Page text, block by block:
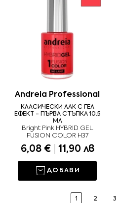
Andreia Professional
КЛАСИЧЕСКИ ЛАК С ГЕЛ
ЕФЕКТ - ПЪРВА СТЪПКА 10.5
МЛ
Bright Pink HYBRID GEL
FUSION COLOR H37
6,08 € 11,90 лв
ДОБАВИ
1 2 3